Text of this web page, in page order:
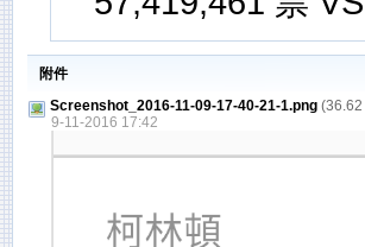
附件
Screenshot_2016-11-09-17-40-21-1.png (36.62
9-11-2016 17:42